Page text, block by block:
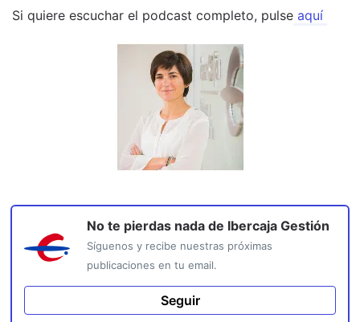
Si quiere escuchar el podcast completo, pulse aquí
No te pierdas nada de Ibercaja Gestión
Síguenos y recibe nuestras próximas
publicaciones en tu email.
Seguir